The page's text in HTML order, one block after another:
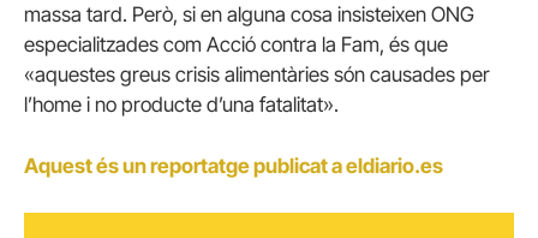
massa tard. Però, si en alguna cosa insisteixen ONG
especialitzades com Acció contra la Fam, és que
«aquestes greus crisis alimentàries són causades per
l’home i no producte d’una fatalitat».
Aquest és un reportatge publicat a eldiario.es